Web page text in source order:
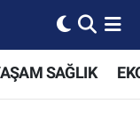
SAĞLIK